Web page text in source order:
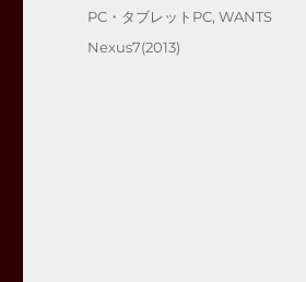
カ
PC・タブレットPC,WANTS
タ
Nexus7(2013)